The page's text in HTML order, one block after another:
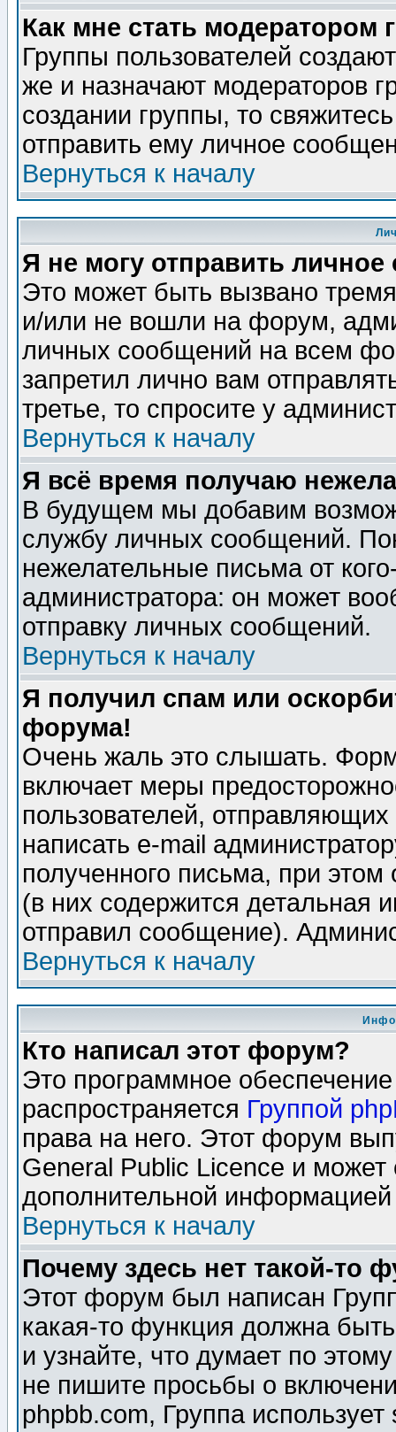
Как мне стать модератором
Группы пользователей
же и назначают модераторов
создании группы, то
отправить ему личное
Вернуться к началу
Я не могу отправить
Это может быть вызвано
и/или не вошли на форум,
личных сообщений на всем
запретил лично вам
третье, то спросите у
Вернуться к началу
Я всё время получаю
В будущем мы добавим
службу личных сообщений.
нежелательные письма от
администратора: он может
отправку личных сообщений.
Вернуться к началу
Я получил спам или
форума!
Очень жаль это слышать.
включает меры
пользователей,
написать e-mail
полученного письма, при этом
(в них содержится детальная
отправил сообщение).
Вернуться к началу
Кто написал этот форум?
Это программное
распространяется Группой
права на него. Этот форум
General Public Licence и может
дополнительной
Вернуться к началу
Почему здесь нет такой-то
Этот форум был написан
какая-то функция должна
и узнайте, что думает по
не пишите просьбы о
phpbb.com, Группа